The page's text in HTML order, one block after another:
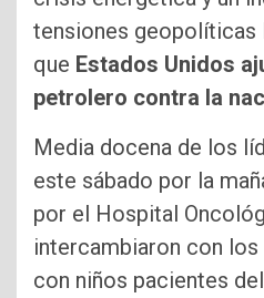
tensiones geopolíticas
que Estados Unidos
petrolero contra la
Media docena de los
este sábado por la
por el Hospital
intercambiaron con
con niños pacientes